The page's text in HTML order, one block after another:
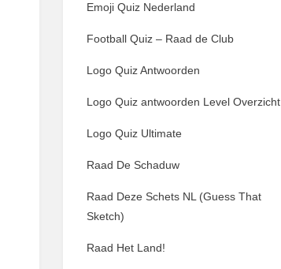
Emoji Quiz Nederland
Football Quiz – Raad de Club
Logo Quiz Antwoorden
Logo Quiz antwoorden Level Overzicht
Logo Quiz Ultimate
Raad De Schaduw
Raad Deze Schets NL (Guess That
Sketch)
Raad Het Land!